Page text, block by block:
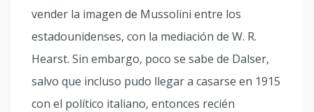
vender la imagen de Mussolini entre los
estadounidenses, con la mediación de W. R.
Hearst. Sin embargo, poco se sabe de Dalser,
salvo que incluso pudo llegar a casarse en 1915
con el político italiano, entonces recién